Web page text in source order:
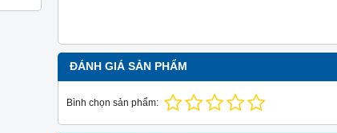
ĐÁNH GIÁ SẢN PHẨM
Bình chọn sản phẩm: